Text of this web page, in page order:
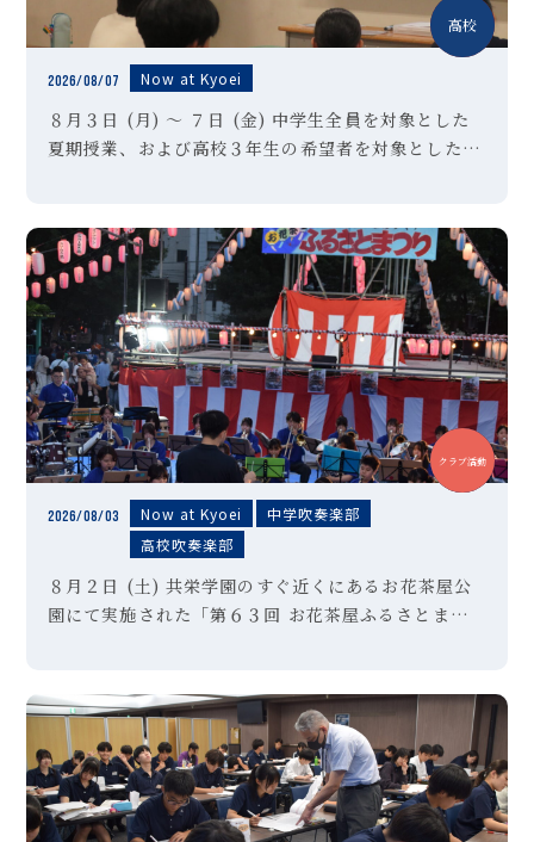
2026/08/07 Now at Kyoei
中学
高校
８月３日 (月) ～ ７日 (金) 中学生全員を対象とした
夏期授業、および高校３年生の希望者を対象とした夏
に負けずに懸命に授 […]
2026/08/03 Now at Kyoei
中学吹奏楽部
高校吹奏楽部
中学
高校
クラブ活動
８月２日 (土) 共栄学園のすぐ近くにあるお花茶屋公
園にて実施された「第６３回 お花茶屋ふるさとまつ
始まり、アンコー […]